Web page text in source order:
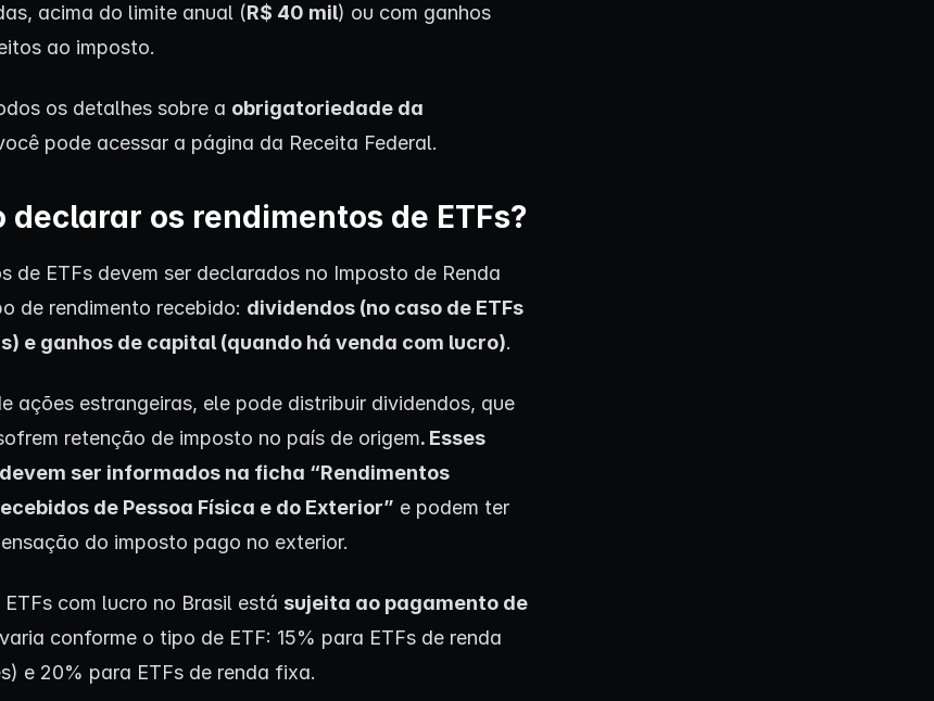
acima do limite anual (R$ 40 mil) ou com ganhos
ao imposto.
os detalhes sobre a obrigatoriedade da
pode acessar a página da Receita Federal.
declarar os rendimentos de ETFs?
de ETFs devem ser declarados no Imposto de Renda
de rendimento recebido: dividendos (no caso de ETFs
e ganhos de capital (quando há venda com lucro).
ações estrangeiras, ele pode distribuir dividendos, que
retenção de imposto no país de origem. Esses
ser informados na ficha “Rendimentos
de Pessoa Física e do Exterior” e podem ter
do imposto pago no exterior.
com lucro no Brasil está sujeita ao pagamento de
conforme o tipo de ETF: 15% para ETFs de renda
e 20% para ETFs de renda fixa.